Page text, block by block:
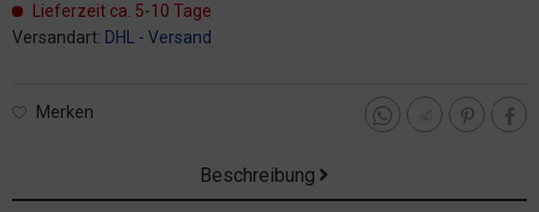
Lieferzeit ca. 5-10 Tage
Versandart: DHL - Versand
Merken
Beschreibung